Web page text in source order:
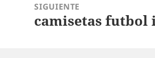
SIGUIENTE
Entrada
camisetas futbol